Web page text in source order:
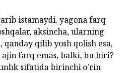
istamaydi. yagona farq
aksincha, ularning
qilib yosh qolish esa,
farq emas, balki, bu biri?
sifatida birinchi o'rin